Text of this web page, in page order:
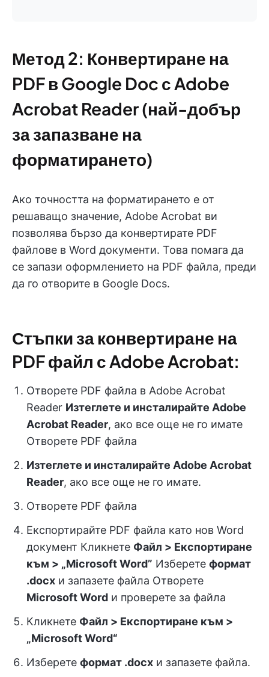
Метод 2: Конвертиране на
PDF в Google Doc с Adobe
Acrobat Reader (най-добър
за запазване на
форматирането)
Ако точността на форматирането е от
решаващо значение, Adobe Acrobat ви
позволява бързо да конвертирате PDF
файлове в Word документи. Това помага да
се запази оформлението на PDF файла, преди
да го отворите в Google Docs.
Стъпки за конвертиране на
PDF файл с Adobe Acrobat:
Отворете PDF файла в Adobe Acrobat
Reader Изтеглете и инсталирайте Adobe
Acrobat Reader, ако все още не го имате
Отворете PDF файла
Изтеглете и инсталирайте Adobe Acrobat
Reader, ако все още не го имате.
Отворете PDF файла
Експортирайте PDF файла като нов Word
документ Кликнете Файл > Експортиране
към > „Microsoft Word” Изберете формат
.docx и запазете файла Отворете
Microsoft Word и проверете за файла
Кликнете Файл > Експортиране към >
„Microsoft Word“
Изберете формат .docx и запазете файла.